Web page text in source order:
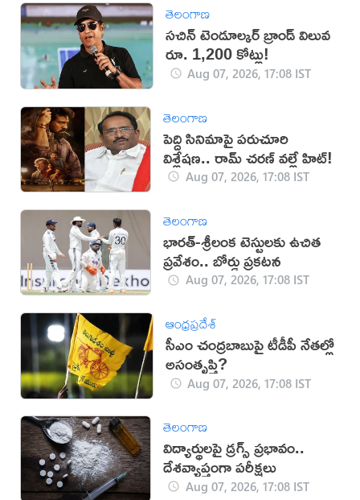
తెలంగాణ
సచిన్ టెండూల్కర్ బ్రాండ్ విలువ
రూ. 1,200 కోట్లు!
Aug 07, 2026, 17:08 IST
తెలంగాణ
పెద్ది సినిమాపై పరుచూరి
విశ్లేషణ.. రామ్ చరణ్ వల్లే హిట్!
Aug 07, 2026, 17:08 IST
తెలంగాణ
భారత్-శ్రీలంక టెస్టులకు ఉచిత
ప్రవేశం.. బోర్డు ప్రకటన
Aug 07, 2026, 17:08 IST
ఆంధ్రప్రదేశ్
సీఎం చంద్రబాబుపై టీడీపీ నేతల్లో
అసంతృప్తి?
Aug 07, 2026, 17:08 IST
తెలంగాణ
విద్యార్థులపై డ్రగ్స్ ప్రభావం..
దేశవ్యాప్తంగా పరీక్షలు
Aug 07, 2026, 17:08 IST